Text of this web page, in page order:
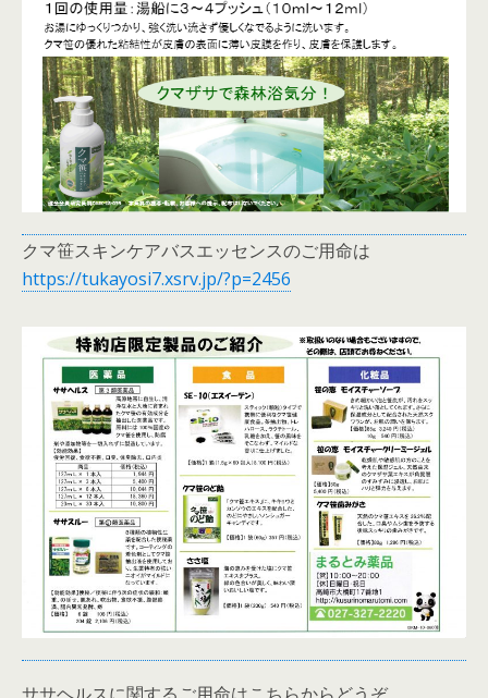
クマ笹スキンケアバスエッセンスのご用命は
https://tukayosi7.xsrv.jp/?p=2456